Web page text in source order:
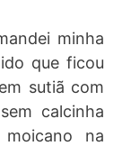
minha
que ficou
sutiã com
calcinha
na